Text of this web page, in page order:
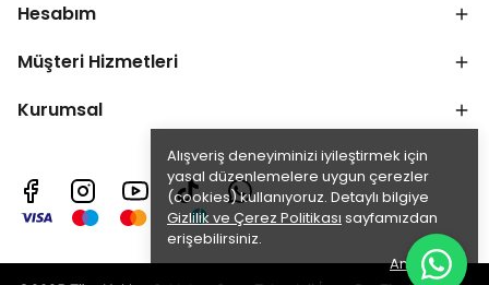
Alışveriş deneyiminizi iyileştirmek için
yasal düzenlemelere uygun çerezler
(cookies) kullanıyoruz. Detaylı bilgiye
Gizlilik ve Çerez Politikası sayfamızdan
erişebilirsiniz.
Anladım
Hesabım
Müşteri Hizmetleri
Kurumsal